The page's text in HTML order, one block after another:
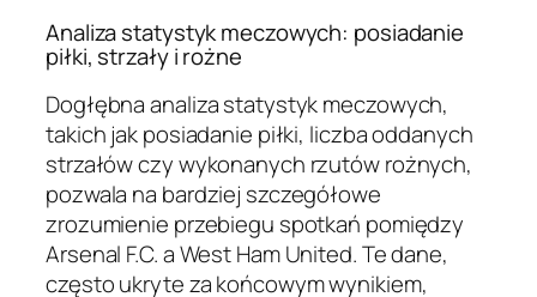
Analiza statystyk meczowych: posiadanie
piłki, strzały i rożne
Dogłębna analiza statystyk meczowych,
takich jak posiadanie piłki, liczba oddanych
strzałów czy wykonanych rzutów rożnych,
pozwala na bardziej szczegółowe
zrozumienie przebiegu spotkań pomiędzy
Arsenal F.C. a West Ham United. Te dane,
często ukryte za końcowym wynikiem,